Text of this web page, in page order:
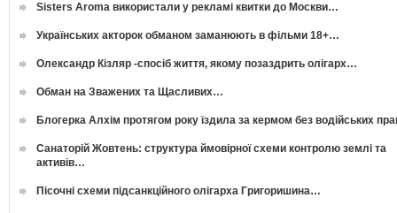
Sisters Aroma використали у рекламі квитки до Москви…
Українських акторок обманом заманюють в фільми 18+…
Олександр Кізляр -спосіб життя, якому позаздрить олігарх…
Обман на Зважених та Щасливих…
Блогерка Алхім протягом року їздила за кермом без водійських
Санаторій Жовтень: структура ймовірної схеми контролю землі та
активів…
Пісочні схеми підсанкційного олігарха Григоришина…